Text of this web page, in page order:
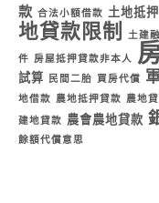
款 合法小額借款 土地抵
地貸款限制
土建融
件 房屋抵押貸款非本人
試算
民間二胎 買房代償
地借款
農地抵押貸款 農地
建地貸款 農會農地貸款
餘額代償意思